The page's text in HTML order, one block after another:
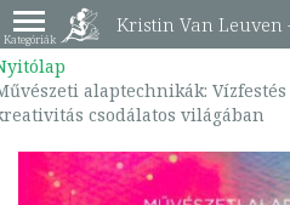
Kristin Van Leuven
alaptechnikák:
Vízfestés - Játékos
alaptechnikák: Vízfestés
csodálatos világában